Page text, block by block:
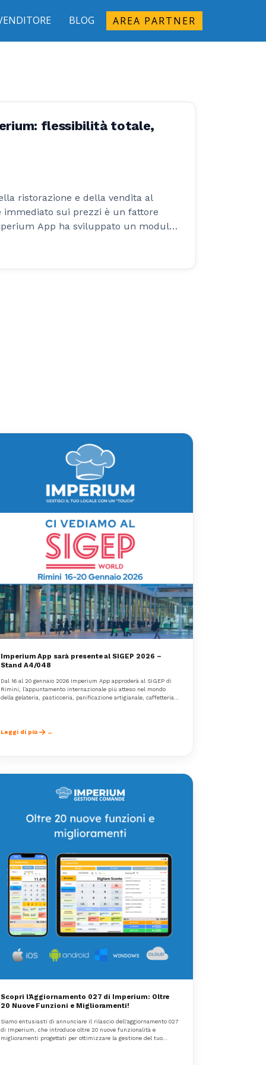
BLOG AREA PARTNER
flessibilità totale,
ristorazione e della vendita al
sui prezzi è un fattore
App ha sviluppato un modulo
flessibile.
Imperium App sarà presente al SIGEP 2026 –
Stand A4/048
Dal 16 al 20 gennaio 2026 Imperium App approderà al SIGEP di
Rimini, l’appuntamento internazionale più atteso nel mondo
della gelateria, pasticceria, panificazione artigianale, caffetteria e
Leggi di più
Scopri l'Aggiornamento 027 di Imperium: Oltre
20 Nuove Funzioni e Miglioramenti!
Siamo entusiasti di annunciare il rilascio dell'aggiornamento 027
di Imperium, che introduce oltre 20 nuove funzionalità e
miglioramenti progettati per ottimizzare la gestione del tuo